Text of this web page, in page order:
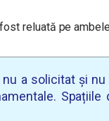
reluată pe
nu a solicitat și